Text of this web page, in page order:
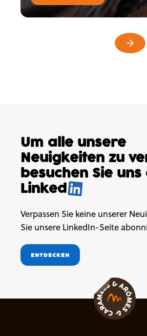
Um alle unsere
Neuigkeiten zu
besuchen Sie
Linked.
Verpassen Sie keine unserer
Sie unsere LinkedIn-Seite
ENTDECKEN